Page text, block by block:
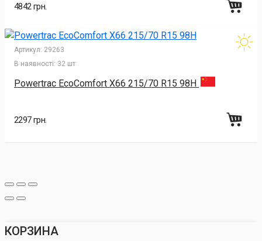
4842 грн.
Артикул: 29263
В наявності: 32 шт
Powertrac EcoComfort X66 215/70 R15 98H
2297 грн.
КОРЗИНА